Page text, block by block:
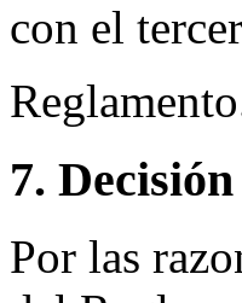
con el
7. Decisión
Por las